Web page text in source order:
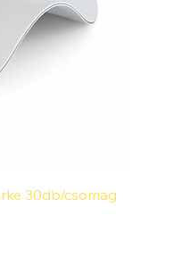
30db/csomag